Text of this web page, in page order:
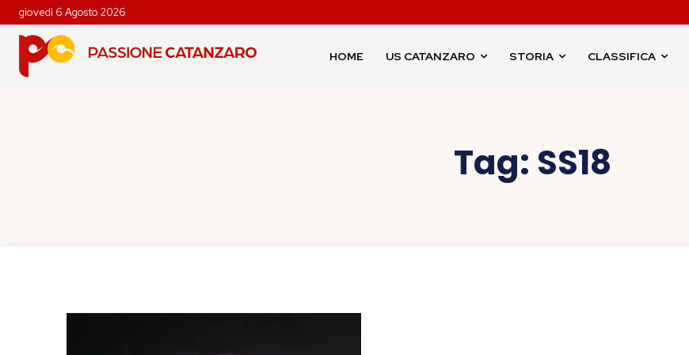
giovedì 6 Agosto 2026
HOME US CATANZARO STORIA CLASSIFICA
Tag: SS18